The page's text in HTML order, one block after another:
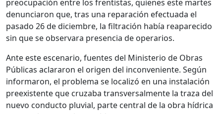
preocupación entre los frentistas, quienes este martes
denunciaron que, tras una reparación efectuada el
pasado 26 de diciembre, la filtración había reaparecido
sin que se observara presencia de operarios.
Ante este escenario, fuentes del Ministerio de Obras
Públicas aclararon el origen del inconveniente. Según
informaron, el problema se localizó en una instalación
preexistente que cruzaba transversalmente la traza del
nuevo conducto pluvial, parte central de la obra hídrica